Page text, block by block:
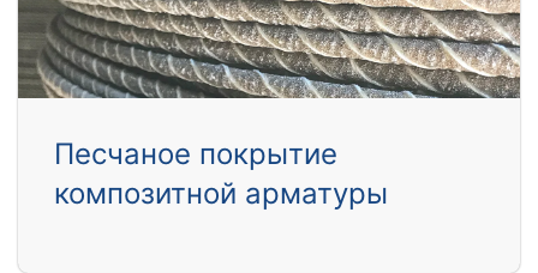
Песчаное покрытие
композитной арматуры